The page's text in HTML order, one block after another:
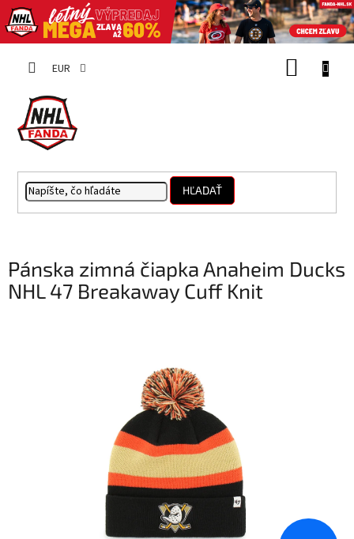
EUR
HĽADAŤ
Pánska zimná čiapka Anaheim Ducks
NHL 47 Breakaway Cuff Knit